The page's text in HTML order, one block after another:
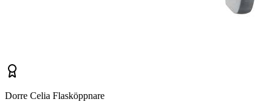
Dorre Celia Flasköppnare